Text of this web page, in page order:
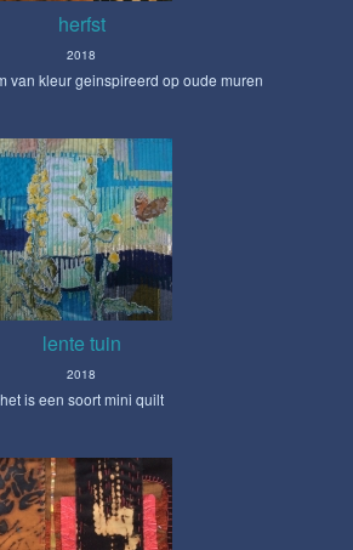
herfst
2018
van kleur geinspireerd op oude muren
lente tuin
2018
het is een soort mini quilt